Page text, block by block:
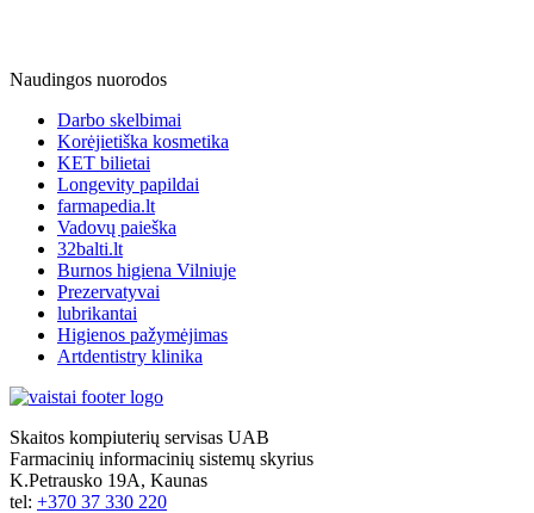
Naudingos nuorodos
Darbo skelbimai
Korėjietiška kosmetika
KET bilietai
Longevity papildai
farmapedia.lt
Vadovų paieška
32balti.lt
Burnos higiena Vilniuje
Prezervatyvai
lubrikantai
Higienos pažymėjimas
Artdentistry klinika
Skaitos kompiuterių servisas UAB
Farmacinių informacinių sistemų skyrius
K.Petrausko 19A, Kaunas
tel: +370 37 330 220